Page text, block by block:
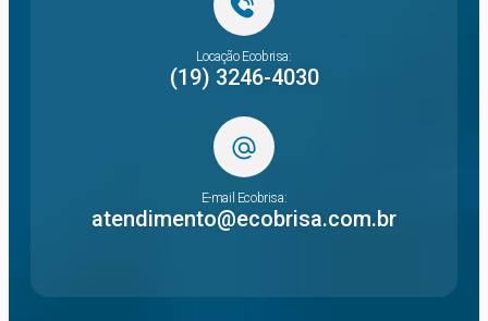
Locação Ecobrisa:
(19) 3246-4030
E-mail Ecobrisa:
atendimento@ecobrisa.com.br